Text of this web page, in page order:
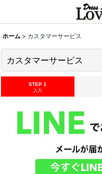
ホーム > カスタマーサービス
カスタマーサービス
STEP 1
入力